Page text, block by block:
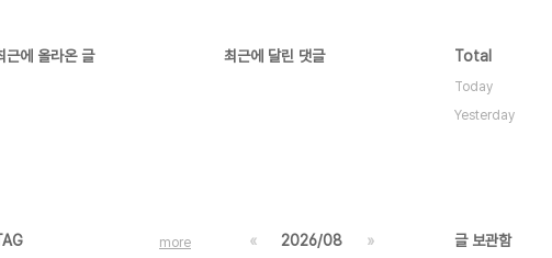
근에 올라온 글 최근에 달린 댓글 Total
Today
Yesterday
more « 2026/08 » 글 보관함